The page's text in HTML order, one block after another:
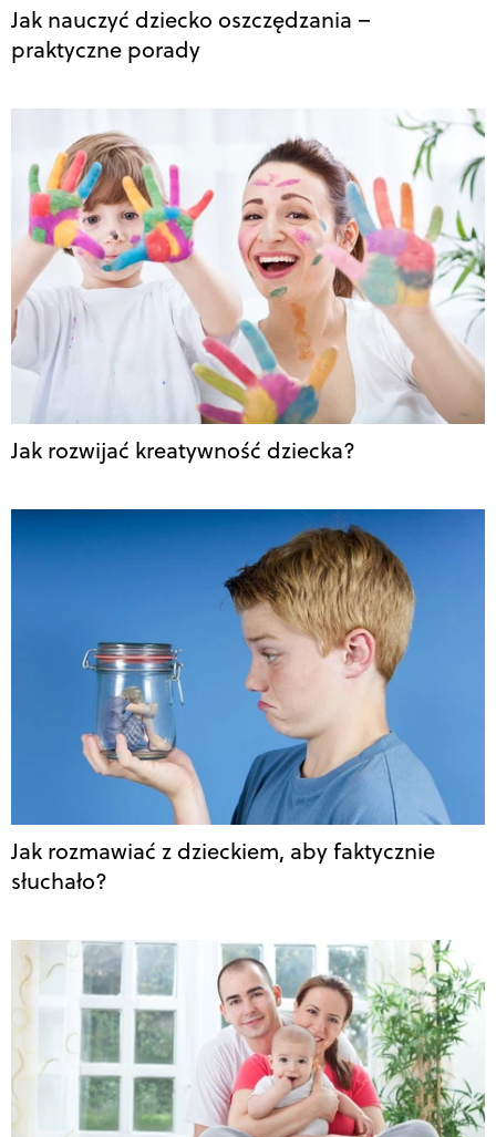
Jak nauczyć dziecko oszczędzania –
praktyczne porady
Jak rozwijać kreatywność dziecka?
Jak rozmawiać z dzieckiem, aby faktycznie
słuchało?